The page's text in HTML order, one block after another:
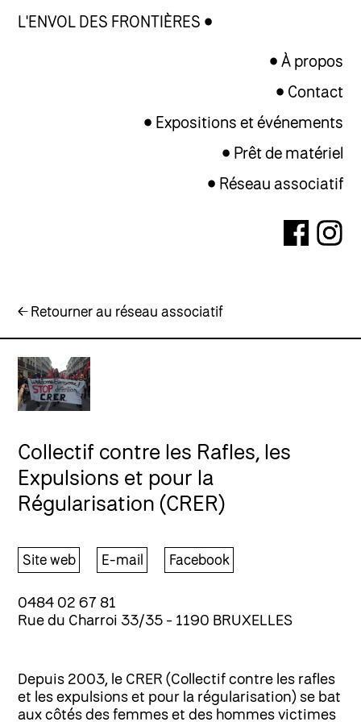
L'ENVOL DES FRONTIÈRES
À propos
Contact
Expositions et événements
Prêt de matériel
Réseau associatif
← Retourner au réseau associatif
Collectif contre les Rafles, les
Expulsions et pour la
Régularisation (CRER)
Site web E-mail Facebook
0484 02 67 81
Rue du Charroi 33/35 - 1190 BRUXELLES
Depuis 2003, le CRER (Collectif contre les rafles
et les expulsions et pour la régularisation) se bat
aux côtés des femmes et des hommes victimes